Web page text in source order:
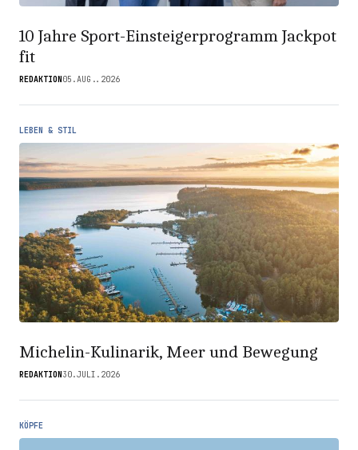
10 Jahre Sport-Einsteigerprogramm Jackpot
fit
REDAKTION05.AUG..2026
LEBEN & STIL
Michelin-Kulinarik, Meer und Bewegung
REDAKTION30.JULI.2026
KÖPFE